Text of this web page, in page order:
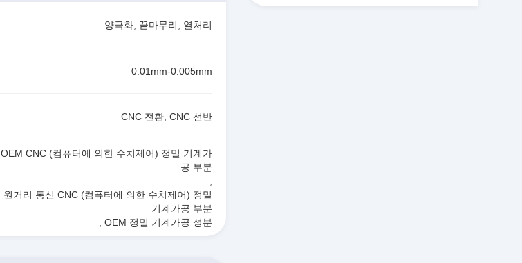
양극화, 끝마무리, 열처리
0.01mm-0.005mm
CNC 전환, CNC 선반
OEM CNC (컴퓨터에 의한 수치제어) 정밀 기계가
공 부분
원거리 통신 CNC (컴퓨터에 의한 수치제어) 정밀
기계가공 부분
OEM 정밀 기계가공 성분